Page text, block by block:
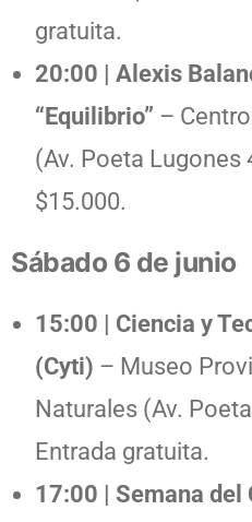
gratuita.
20:00 | Alexis
“Equilibrio” –
(Av. Poeta Lugones
$15.000.
Sábado 6 de junio
15:00 | Ciencia y
(Cyti) – Museo
Naturales (Av.
Entrada gratuita.
17:00 | Semana del